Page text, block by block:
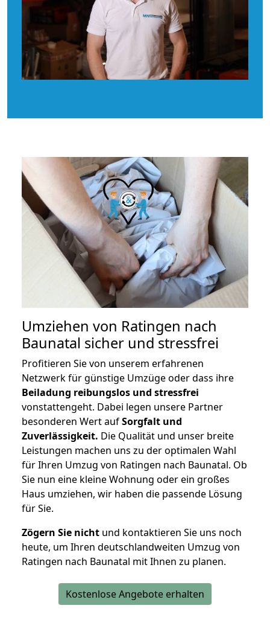
Umziehen von Ratingen nach
Baunatal sicher und stressfrei
Profitieren Sie von unserem erfahrenen
Netzwerk für günstige Umzüge oder dass ihre
Beiladung reibungslos und stressfrei
vonstattengeht. Dabei legen unsere Partner
besonderen Wert aufSorgfalt und
Zuverlässigkeit. Die Qualität und unser breite
Leistungen machen uns zu der optimalen Wahl
für Ihren Umzug von Ratingen nach Baunatal. Ob
Sie nun eine kleine Wohnung oder ein großes
Haus umziehen, wir haben die passende Lösung
für Sie.
Zögern Sie nicht und kontaktieren Sie uns noch
heute, um Ihren deutschlandweiten Umzug von
Ratingen nach Baunatal mit Ihnen zu planen.
Kostenlose Angebote erhalten